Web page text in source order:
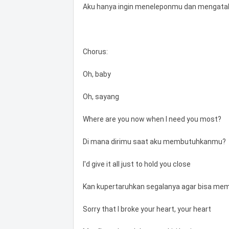
Aku hanya ingin meneleponmu dan
Chorus:
Oh, baby
Oh, sayang
Where are you now when I need you most?
Di mana dirimu saat aku membutuhkanmu?
I'd give it all just to hold you close
Kan kupertaruhkan segalanya agar bisa
Sorry that I broke your heart, your heart